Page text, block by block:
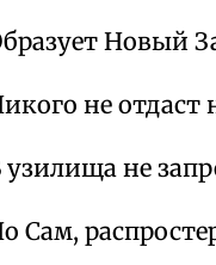
Новый
не отдаст
узилища не
Сам,